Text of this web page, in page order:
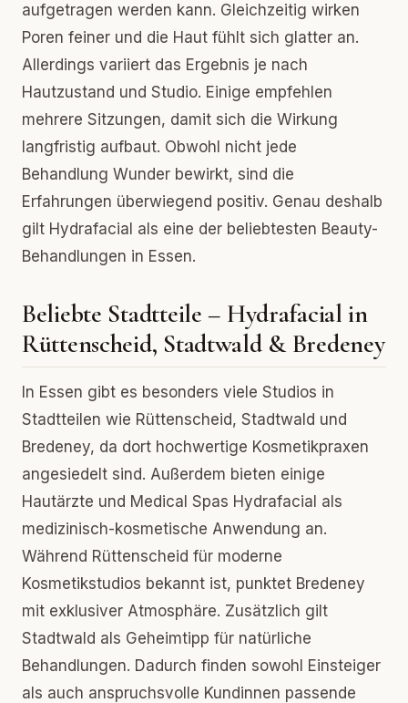
aufgetragen werden kann. Gleichzeitig wirken
Poren feiner und die Haut fühlt sich glatter an.
Allerdings variiert das Ergebnis je nach
Hautzustand und Studio. Einige empfehlen
mehrere Sitzungen, damit sich die Wirkung
langfristig aufbaut. Obwohl nicht jede
Behandlung Wunder bewirkt, sind die
Erfahrungen überwiegend positiv. Genau deshalb
gilt Hydrafacial als eine der beliebtesten Beauty-
Behandlungen in Essen.
Beliebte Stadtteile – Hydrafacial in
Rüttenscheid, Stadtwald & Bredeney
In Essen gibt es besonders viele Studios in
Stadtteilen wie Rüttenscheid, Stadtwald und
Bredeney, da dort hochwertige Kosmetikpraxen
angesiedelt sind. Außerdem bieten einige
Hautärzte und Medical Spas Hydrafacial als
medizinisch-kosmetische Anwendung an.
Während Rüttenscheid für moderne
Kosmetikstudios bekannt ist, punktet Bredeney
mit exklusiver Atmosphäre. Zusätzlich gilt
Stadtwald als Geheimtipp für natürliche
Behandlungen. Dadurch finden sowohl Einsteiger
als auch anspruchsvolle Kundinnen passende